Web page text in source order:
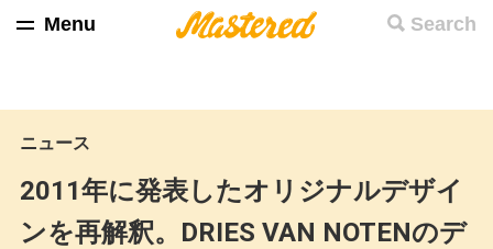
Search
Menu
ニュース
2011年に発表したオリジナルデザイ
ンを再解釈。DRIES VAN NOTENのデ